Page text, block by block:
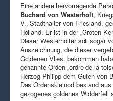
Eine andere hervorragende
Buchard von Westerholt,
V., Stadthalter von Friesland,
Holland. Er ist in der „Groten
Dieser Westerholter soll sogar
Auszeichnung, die dieser
Goldenen Vlies, bekommen
genannte Orden „ordre de la
Herzog Philipp dem Guten von
Das Ordenskleinod bestand
gezogenes goldenes Widderfell